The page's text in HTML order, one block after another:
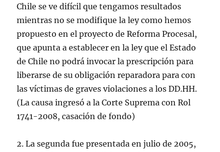
Chile se ve difícil que tengamos resultados
mientras no se modifique la ley como hemos
propuesto en el proyecto de Reforma Procesal,
que apunta a establecer en la ley que el Estado
de Chile no podrá invocar la prescripción para
liberarse de su obligación reparadora para con
las víctimas de graves violaciones a los DD.HH.
(La causa ingresó a la Corte Suprema con Rol
1741-2008, casación de fondo)
2. La segunda fue presentada en julio de 2005,